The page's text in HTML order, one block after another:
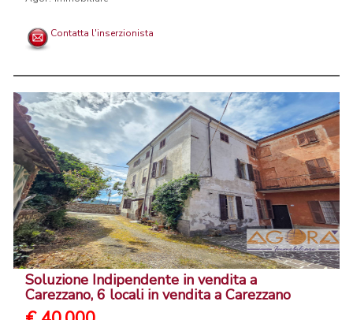
Contatta l'inserzionista
Soluzione Indipendente in vendita a
Carezzano, 6 locali in vendita a Carezzano